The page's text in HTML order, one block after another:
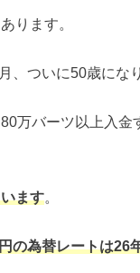
ります。
、ついに50歳にな
万バーツ以上入
ます。
の為替レートは26